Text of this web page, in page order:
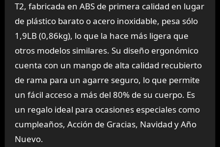
T2, fabricada en ABS de primera calidad en lugar
de plástico barato o acero inoxidable, pesa sólo
1,9LB (0,86kg), lo que la hace más ligera que
otros modelos similares. Su diseño ergonómico
cuenta con un mango de alta calidad recubierto
de rama para un agarre seguro, lo que permite
un fácil acceso a más del 80% de su cuerpo. Es
un regalo ideal para ocasiones especiales como
cumpleaños, Acción de Gracias, Navidad y Año
Nuevo.